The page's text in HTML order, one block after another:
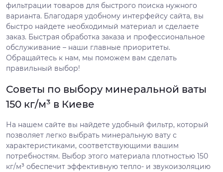
фильтрации товаров для быстрого поиска нужного
варианта. Благодаря удобному интерфейсу сайта, вы
быстро найдете необходимый материал и сделаете
заказ. Быстрая обработка заказа и профессиональное
обслуживание – наши главные приоритеты.
Обращайтесь к нам, мы поможем вам сделать
правильный выбор!
Советы по выбору минеральной ваты
150 кг/м³ в Киеве
На нашем сайте вы найдете удобный фильтр, который
позволяет легко выбрать минеральную вату с
характеристиками, соответствующими вашим
потребностям. Выбор этого материала плотностью 150
кг/м³ обеспечит эффективную тепло- и звукоизоляцию